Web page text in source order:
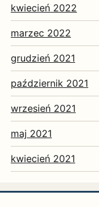
kwiecień 2022
marzec 2022
grudzień 2021
październik 2021
wrzesień 2021
maj 2021
kwiecień 2021